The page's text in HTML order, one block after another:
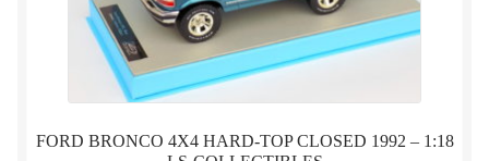
FORD BRONCO 4X4 HARD-TOP CLOSED 1992 – 1:18